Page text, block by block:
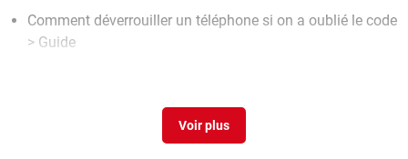
Comment déverrouiller un téléphone si on a oublié le code
> Guide
Comment ecrire @ sur un ordinateur hp